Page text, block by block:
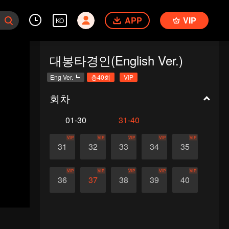
KO APP VIP
대봉타경인(English Ver.)
Eng Ver. 총40회 VIP
회차
01-30 31-40
31
VIP
32
VIP
33
VIP
34
VIP
35
VIP
36
VIP
37
VIP
38
VIP
39
VIP
40
VIP